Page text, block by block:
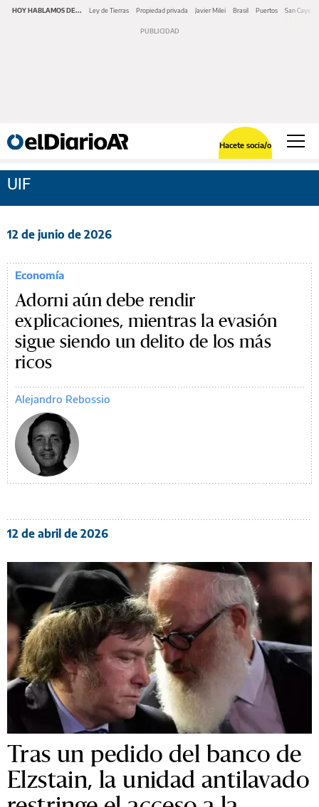
HOY HABLAMOS DE... Ley de Tierras Propiedad privada Javier Milei Brasil Puertos San
Hacete socia/o
UIF
12 de junio de 2026
Economía
Adorni aún debe rendir
explicaciones, mientras la evasión
sigue siendo un delito de los más
ricos
Alejandro Rebossio
12 de abril de 2026
Tras un pedido del banco de
Elzstain, la unidad antilavado